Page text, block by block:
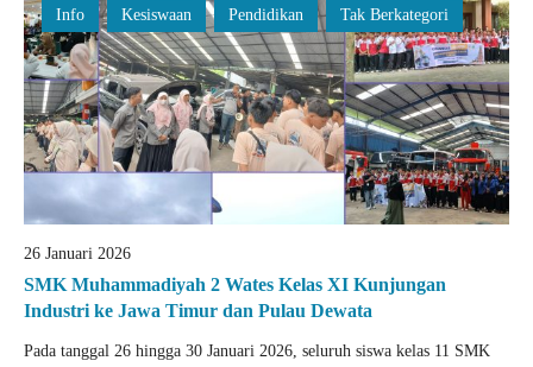
Info Kesiswaan Pendidikan Tak Berkategori
26 Januari 2026
SMK Muhammadiyah 2 Wates Kelas XI Kunjungan
Industri ke Jawa Timur dan Pulau Dewata
Pada tanggal 26 hingga 30 Januari 2026, seluruh siswa kelas 11 SMK